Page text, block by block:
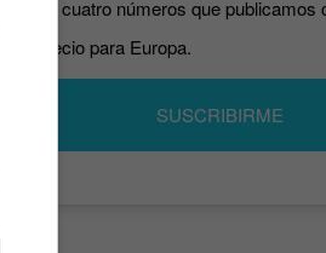
los cuatro números que publicamos
Precio para Europa.
SUSCRIBIRME